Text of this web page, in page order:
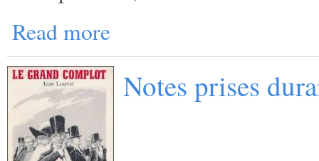
Read more
Notes prises